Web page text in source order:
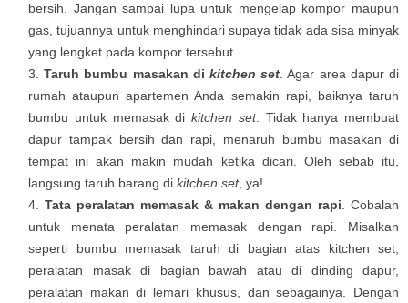
bersih. Jangan sampai lupa untuk mengelap kompor maupun
gas, tujuannya untuk menghindari supaya tidak ada sisa minyak
yang lengket pada kompor tersebut.
Taruh bumbu masakan dikitchen set . Agar area dapur di
rumah ataupun apartemen Anda semakin rapi, baiknya taruh
bumbu untuk memasak di kitchen set. Tidak hanya membuat
dapur tampak bersih dan rapi, menaruh bumbu masakan di
tempat ini akan makin mudah ketika dicari. Oleh sebab itu,
langsung taruh barang di kitchen set, ya!
Tata peralatan memasak & makan dengan rapi . Cobalah
untuk menata peralatan memasak dengan rapi. Misalkan
seperti bumbu memasak taruh di bagian atas kitchen set,
peralatan masak di bagian bawah atau di dinding dapur,
peralatan makan di lemari khusus, dan sebagainya. Dengan